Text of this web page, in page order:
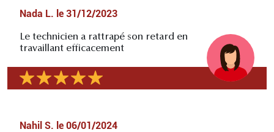
Nada L. le 31/12/2023
Le technicien a rattrapé son retard en
travaillant efficacement
Nahil S. le 06/01/2024